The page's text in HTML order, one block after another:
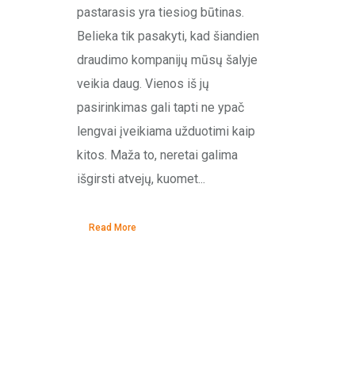
pastarasis yra tiesiog būtinas.
Belieka tik pasakyti, kad šiandien
draudimo kompanijų mūsų šalyje
veikia daug. Vienos iš jų
pasirinkimas gali tapti ne ypač
lengvai įveikiama užduotimi kaip
kitos. Maža to, neretai galima
išgirsti atvejų, kuomet...
Read More